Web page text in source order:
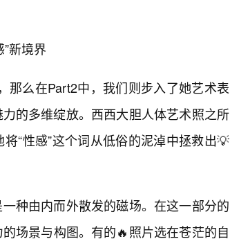
新境界
那么在Part2中，我们则步入了她艺术表
的多维绽放。西西大胆人体艺术照之所
“性感”这个词从低俗的泥淖中拯救出💡
种由内而外散发的磁场。在这一部分的
场景与构图。有的🔥照片选在苍茫的自